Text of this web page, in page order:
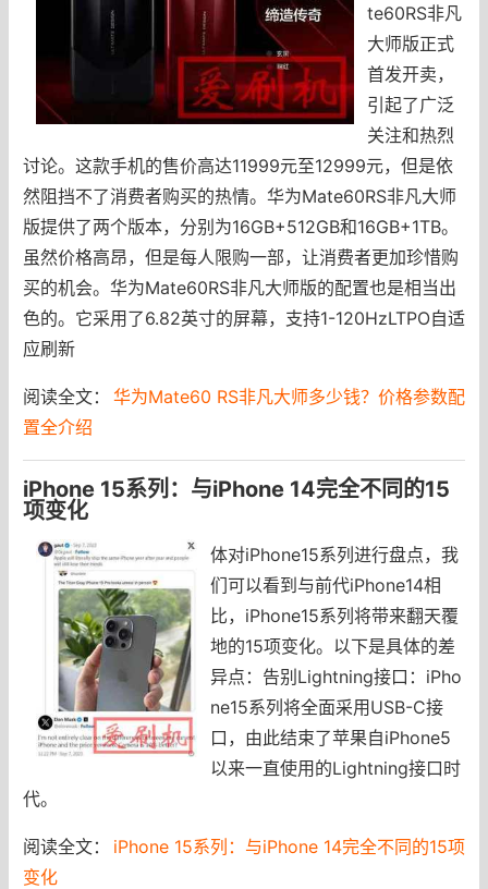
te60RS非凡
大师版正式
首发开卖，
引起了广泛
关注和热烈
讨论。这款手机的售价高达11999元至12999元，但是依
然阻挡不了消费者购买的热情。华为Mate60RS非凡大师
版提供了两个版本，分别为16GB+512GB和16GB+1TB。
虽然价格高昂，但是每人限购一部，让消费者更加珍惜购
买的机会。华为Mate60RS非凡大师版的配置也是相当出
色的。它采用了6.82英寸的屏幕，支持1-120HzLTPO自适
应刷新
阅读全文：
华为Mate60 RS非凡大师多少钱？价格参数配
置全介绍
iPhone 15系列：与iPhone 14完全不同的15
项变化
体对iPhone15系列进行盘点，我
们可以看到与前代iPhone14相
比，iPhone15系列将带来翻天覆
地的15项变化。以下是具体的差
异点：告别Lightning接口：iPho
ne15系列将全面采用USB-C接
口，由此结束了苹果自iPhone5
以来一直使用的Lightning接口时
代。
阅读全文：
iPhone 15系列：与iPhone 14完全不同的15项
变化